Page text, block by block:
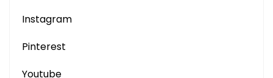
Instagram
Pinterest
Youtube